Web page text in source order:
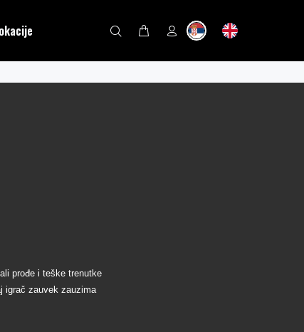
prođe i teške trenutke
igrač zauvek zauzima